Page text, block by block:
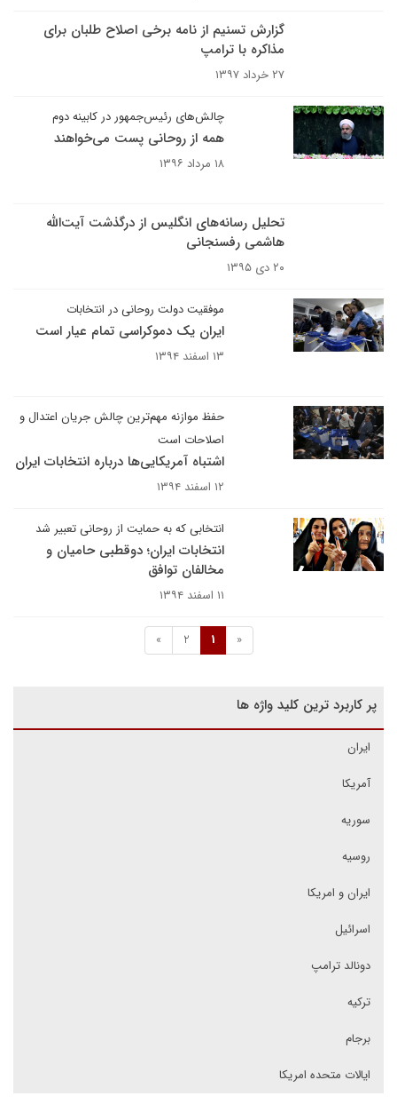
گزارش تسنیم از نامه برخی اصلاح طلبان برای
مذاکره با ترامپ
۲۷ خرداد ۱۳۹۷
چالش‌های رئیس‌جمهور در کابینه دوم
همه از روحانی پست می‌خواهند
۱۸ مرداد ۱۳۹۶
تحلیل رسانه‌های انگلیس از درگذشت آیت‌الله
هاشمی رفسنجانی
۲۰ دی ۱۳۹۵
موفقیت دولت روحانی در انتخابات
ایران یک دموکراسی تمام عیار است
۱۳ اسفند ۱۳۹۴
حفظ موازنه مهم‌ترین چالش جریان اعتدال و
اصلاحات است
اشتباه آمریکایی‌ها درباره انتخابات ایران
۱۲ اسفند ۱۳۹۴
انتخابی که به حمایت از روحانی تعبیر شد
انتخابات ایران؛ دوقطبی حامیان و
مخالفان توافق
۱۱ اسفند ۱۳۹۴
«
1
2
»
پر کاربرد ترین کلید واژه ها
ایران
آمریکا
سوریه
روسیه
ایران و امریکا
اسرائیل
دونالد ترامپ
ترکیه
برجام
ایالات متحده امریکا